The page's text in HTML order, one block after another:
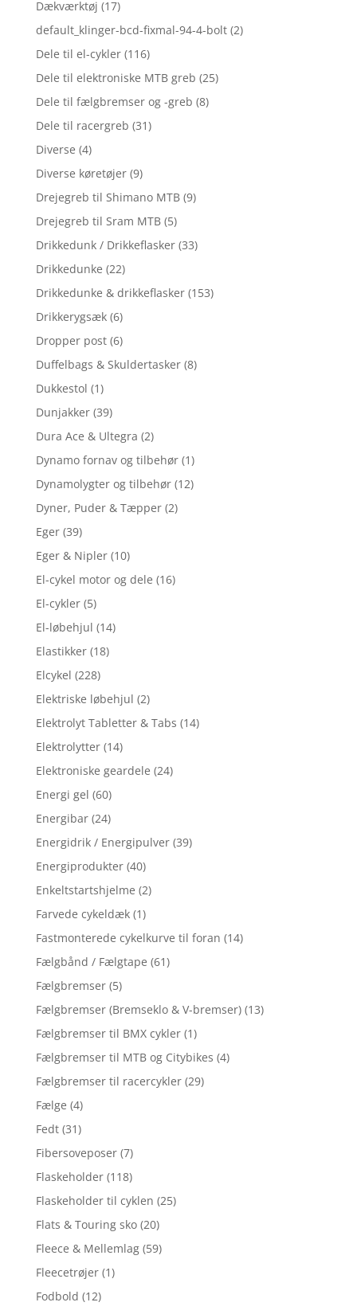
Dækværktøj (17)
default_klinger-bcd-fixmal-94-4-bolt (2)
Dele til el-cykler (116)
Dele til elektroniske MTB greb (25)
Dele til fælgbremser og -greb (8)
Dele til racergreb (31)
Diverse (4)
Diverse køretøjer (9)
Drejegreb til Shimano MTB (9)
Drejegreb til Sram MTB (5)
Drikkedunk / Drikkeflasker (33)
Drikkedunke (22)
Drikkedunke & drikkeflasker (153)
Drikkerygsæk (6)
Dropper post (6)
Duffelbags & Skuldertasker (8)
Dukkestol (1)
Dunjakker (39)
Dura Ace & Ultegra (2)
Dynamo fornav og tilbehør (1)
Dynamolygter og tilbehør (12)
Dyner, Puder & Tæpper (2)
Eger (39)
Eger & Nipler (10)
El-cykel motor og dele (16)
El-cykler (5)
El-løbehjul (14)
Elastikker (18)
Elcykel (228)
Elektriske løbehjul (2)
Elektrolyt Tabletter & Tabs (14)
Elektrolytter (14)
Elektroniske geardele (24)
Energi gel (60)
Energibar (24)
Energidrik / Energipulver (39)
Energiprodukter (40)
Enkeltstartshjelme (2)
Farvede cykeldæk (1)
Fastmonterede cykelkurve til foran (14)
Fælgbånd / Fælgtape (61)
Fælgbremser (5)
Fælgbremser (Bremseklo & V-bremser) (13)
Fælgbremser til BMX cykler (1)
Fælgbremser til MTB og Citybikes (4)
Fælgbremser til racercykler (29)
Fælge (4)
Fedt (31)
Fibersoveposer (7)
Flaskeholder (118)
Flaskeholder til cyklen (25)
Flats & Touring sko (20)
Fleece & Mellemlag (59)
Fleecetrøjer (1)
Fodbold (12)